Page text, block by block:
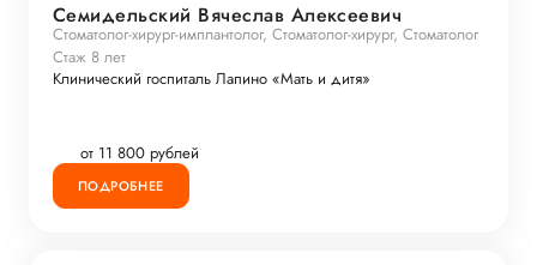
Семидельский Вячеслав Алексеевич
Стоматолог-хирург-имплантолог, Стоматолог-хирург, Стоматолог
Стаж 8 лет
Клинический госпиталь Лапино «Мать и дитя»
от 11 800 рублей
ПОДРОБНЕЕ